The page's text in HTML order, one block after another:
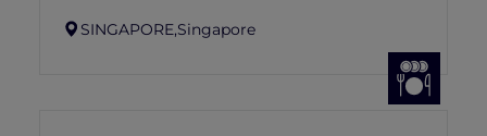
SINGAPORE,Singapore